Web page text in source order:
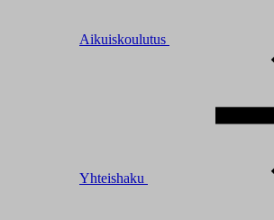
Aikuiskoulutus
Yhteishaku